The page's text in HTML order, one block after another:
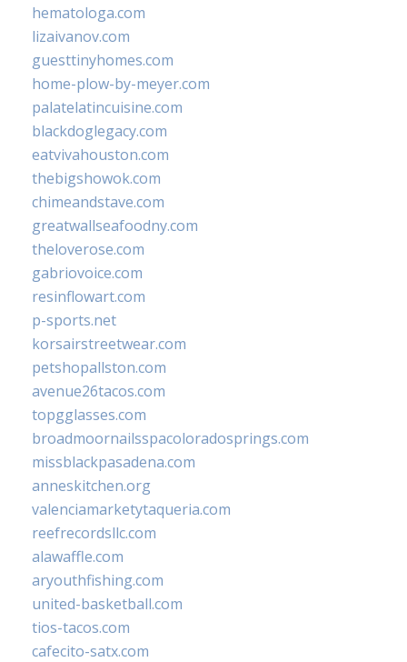
hematologa.com
lizaivanov.com
guesttinyhomes.com
home-plow-by-meyer.com
palatelatincuisine.com
blackdoglegacy.com
eatvivahouston.com
thebigshowok.com
chimeandstave.com
greatwallseafoodny.com
theloverose.com
gabriovoice.com
resinflowart.com
p-sports.net
korsairstreetwear.com
petshopallston.com
avenue26tacos.com
topgglasses.com
broadmoornailsspacoloradosprings.com
missblackpasadena.com
anneskitchen.org
valenciamarketytaqueria.com
reefrecordsllc.com
alawaffle.com
aryouthfishing.com
united-basketball.com
tios-tacos.com
cafecito-satx.com